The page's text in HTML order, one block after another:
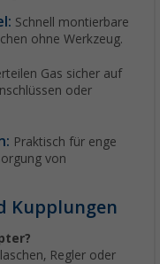
Schnell montierbare
ohne Werkzeug.
Gas sicher auf
oder
Praktisch für enge
von
Kupplungen
Regler oder